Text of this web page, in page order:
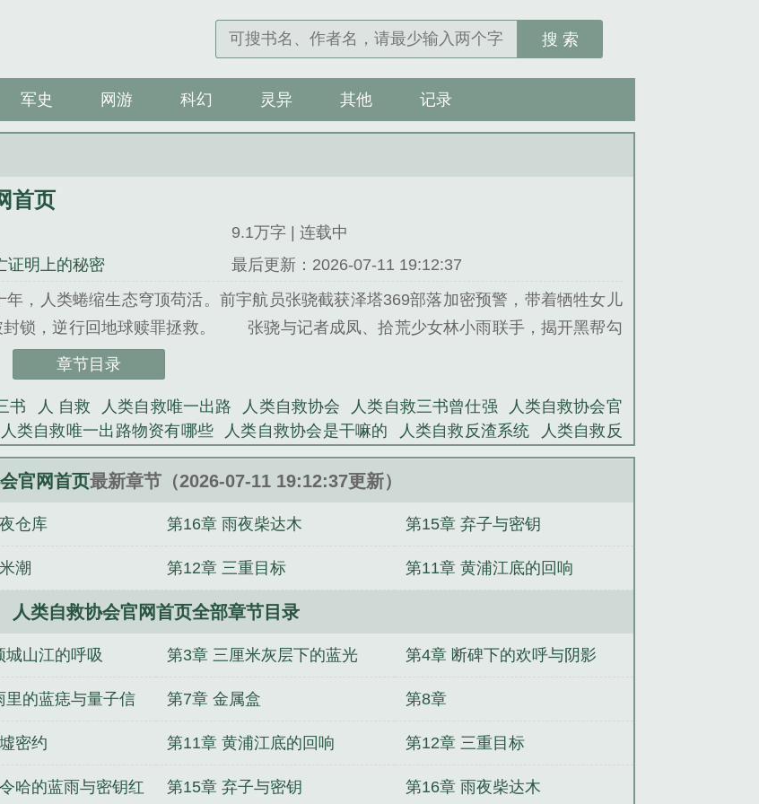
搜 索
军史 网游 科幻 灵异 其他 记录
首页
9.1万字 | 连载中
证明上的秘密
最后更新：2026-07-11 19:12:37
年，人类蜷缩生态穹顶苟活。前宇航员张骁截获泽塔369部落加密预警，带着牺牲女儿
封锁，逆行回地球赎罪拯救。 张骁与记者成凤、拾荒少女林小雨联手，揭开黑帮勾
》是唐行精心创作的网游类小说。
章节目录
书 人 自救 人类自救唯一出路 人类自救协会 人类自救三书曾仕强
人类自救协会官
人类自救唯一出路物资有哪些 人类自救协会是干嘛的 人类自救反渣系统
人类自救反
脚踹渣男手抓扶贫 凶猛小山医 贵族学院小人鱼，疯批男主们求抱 太岳厚土之王金
私生子上位，她二嫁财阀爽翻了 离大谱！你管她叫星际第一炮灰
误闯天家？我每秒一万灵石 八零随军：绝嗣大佬爆宠好孕娇妻 侯府来了个小阎王，
官网首页最新章节（2026-07-11 19:12:37更新）
仓库 第16章 雨夜柴达木 第15章 弃子与密钥
潮 第12章 三重目标 第11章 黄浦江底的回响
人类自救协会官网首页全部章节目录
城山江的呼吸 第3章 三厘米灰层下的蓝光 第4章 断碑下的欢呼与阴影
里的蓝痣与量子信 第7章 金属盒 第8章
密约 第11章 黄浦江底的回响 第12章 三重目标
哈的蓝雨与密钥红 第15章 弃子与密钥 第16章 雨夜柴达木